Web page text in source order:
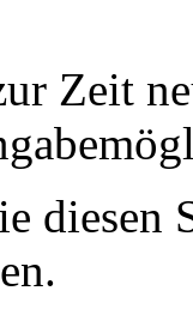
Zeit
diesen